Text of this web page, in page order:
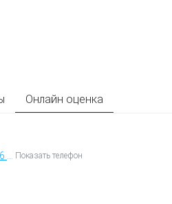
Онлайн оценка
Показать телефон